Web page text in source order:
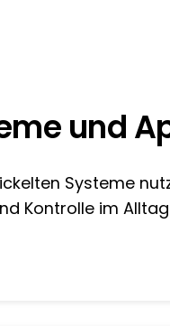
und
Systeme
Kontrolle im